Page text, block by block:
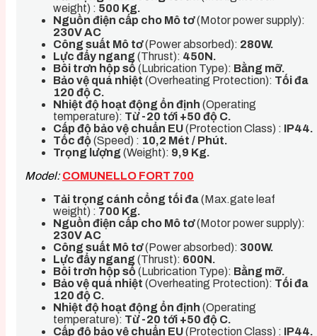
weight) : 500 Kg.
Nguồn điện cấp cho Mô tơ(Motor power supply):
230V AC
Công suất Mô tơ(Power absorbed): 280W.
Lực đẩy ngang (Thrust): 450N.
Bôi trơn hộp số(Lubrication Type): Bằng mỡ.
Bảo vệ quá nhiệt (Overheating Protection): Tối đa
120 độ C.
Nhiệt độ hoạt động ổn định (Operating
temperature): Từ -20 tới +50 độ C.
Cấp độ bảo vệ chuẩn EU(Protection Class) : IP44.
Tốc độ(Speed) : 10,2 Mét / Phút.
Trọng lượng (Weight): 9,9 Kg.
Model: COMUNELLO FORT 700
Tải trọng cánh cổng tối đa(Max.gate leaf
weight) : 700 Kg.
Nguồn điện cấp cho Mô tơ(Motor power supply):
230V AC
Công suất Mô tơ(Power absorbed): 300W.
Lực đẩy ngang (Thrust): 600N.
Bôi trơn hộp số(Lubrication Type): Bằng mỡ.
Bảo vệ quá nhiệt (Overheating Protection): Tối đa
120 độ C.
Nhiệt độ hoạt động ổn định (Operating
temperature): Từ -20 tới +50 độ C.
Cấp độ bảo vệ chuẩn EU(Protection Class) : IP44.